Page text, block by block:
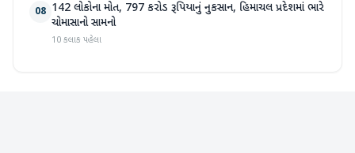
08 142 લોકોના મોત, 797 કરોડ રૂપિયાનું નુકસાન, હિમાચલ પ્રદેશમાં ભારે
ચોમાસાનો સામનો
10 કલાક પહેલા